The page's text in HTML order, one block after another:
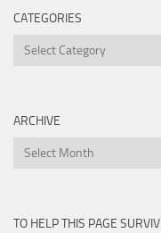
CATEGORIES
Categories
ARCHIVE
Archive
TO HELP THIS PAGE